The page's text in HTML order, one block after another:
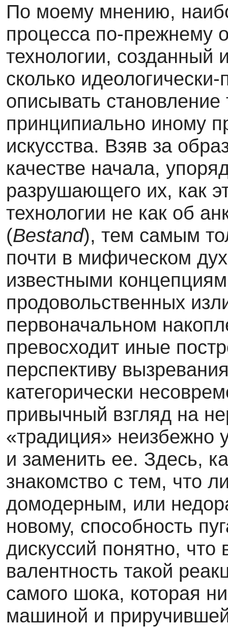
По моему мнению,
процесса по-прежнему
технологии, созданный
сколько идеологически-
описывать
принципиально иному
искусства. Взяв за
качестве начала,
разрушающего их, как
технологии не как об
(Bestand), тем самым
почти в мифическом
известными
продовольственных
первоначальном
превосходит иные
перспективу
категорически
привычный взгляд на
«традиция» неизбежно
и заменить ее. Здесь,
знакомство с тем, что
домодерным, или
новому, способность
дискуссий понятно, что
валентность такой
самого шока, которая
машиной и